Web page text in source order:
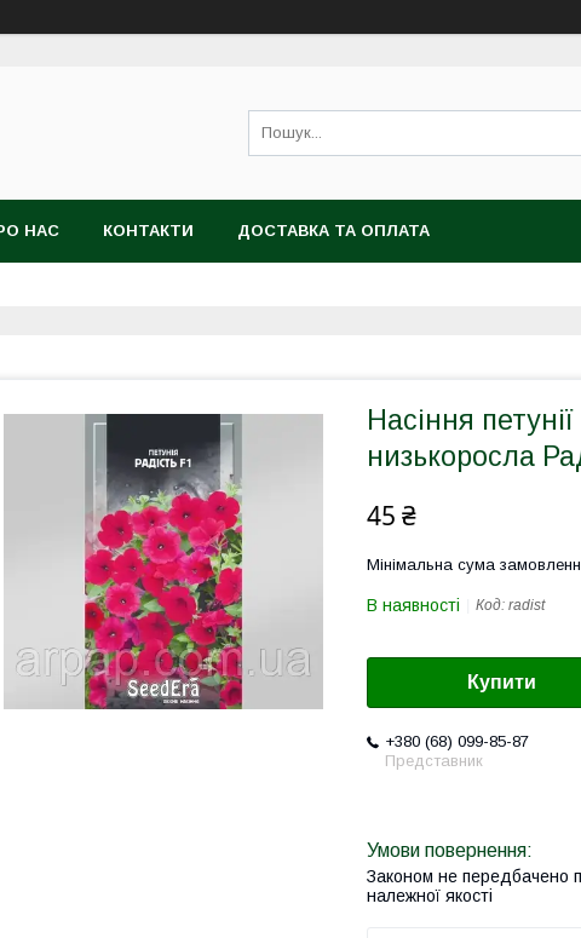
НАС КОНТАКТИ ДОСТАВКА ТА ОПЛАТА
Насіння
низькоросла
45 ₴
Мінімальна сума
В наявності Код: radist
Купити
+380 (68) 099-85-87
Представник
Законом не передбачено
належної якості